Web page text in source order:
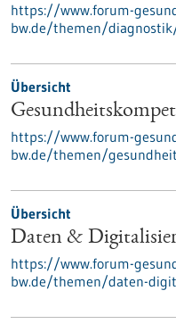
https://www.forum-
bw.de/themen/
Übersicht
https://www.forum-
bw.de/themen/
Übersicht
Daten &
https://www.forum-
bw.de/themen/daten-